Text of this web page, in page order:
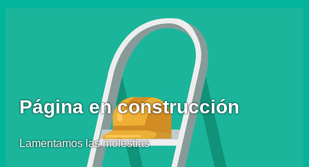
Página en construcción
Lamentamos las molestias